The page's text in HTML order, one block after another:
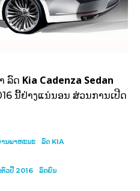
ລົດ​ Kia Cadenza Sedan
ນີ້​ຢ່າງ​ແນ່ນອນ ສ່ວນ​ການ​ເປີດ​
ນພາຫະນະ
ລົດ KIA
ຕົວປີ 2016
ລົດຍົນ